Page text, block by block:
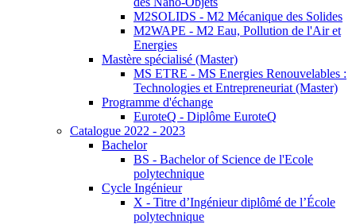
M2SOLIDS - M2 Mécanique des Solides
M2WAPE - M2 Eau, Pollution de l'Air et
Energies
Mastère spécialisé (Master)
MS ETRE - MS Energies Renouvelables :
Technologies et Entrepreneuriat (Master)
Programme d'échange
EuroteQ - Diplôme EuroteQ
Catalogue 2022 - 2023
Bachelor
BS - Bachelor of Science de l'Ecole
polytechnique
Cycle Ingénieur
X - Titre d’Ingénieur diplômé de l’École
polytechnique